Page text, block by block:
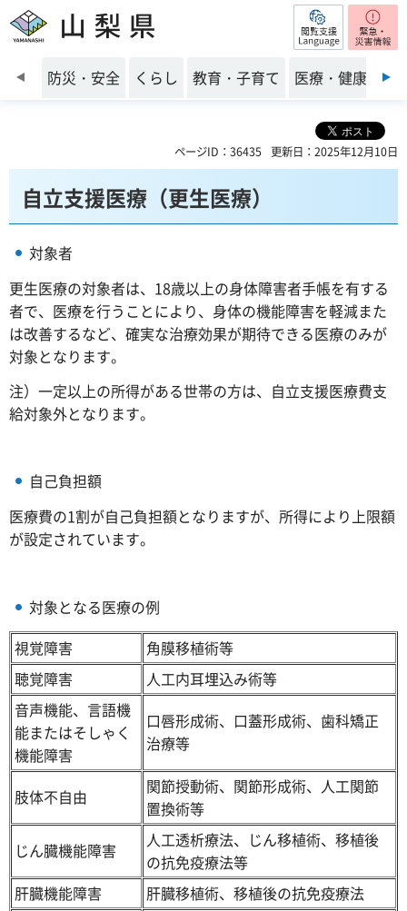
山梨県 閲覧支援
前のスライドを表示
防災・安全 くらし 教育・子育て 医療・健康・福
ページID：36435 更新日：2025年12月10日
自立支援医療（更生医療）
対象者
更生医療の対象者は、18歳以上の身体障害者手帳を有する
者で、医療を行うことにより、身体の機能障害を軽減また
は改善するなど、確実な治療効果が期待できる医療のみが
対象となります。
注）一定以上の所得がある世帯の方は、自立支援医療費支
給対象外となります。
自己負担額
医療費の1割が自己負担額となりますが、所得により上限額
が設定されています。
対象となる医療の例
視覚障害
角膜移植術等
聴覚障害
人工内耳埋込み術等
音声機能、言語機
能またはそしゃく
機能障害
口唇形成術、口蓋形成術、歯科矯正
治療等
肢体不自由
関節授動術、関節形成術、人工関節
置換術等
じん臓機能障害
人工透析療法、じん移植術、移植後
の抗免疫療法等
肝臓機能障害
肝臓移植術、移植後の抗免疫療法